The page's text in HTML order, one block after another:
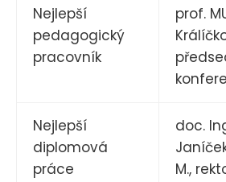
Nejlepší
pedagogický
pracovník
prof.
Nejlepší
diplomová
práce
doc.
M.,